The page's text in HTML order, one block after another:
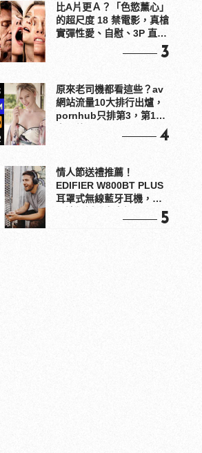
比A片更Ａ？「色慾薰心」
的超尺度 18 禁電影，真槍
實彈性愛、自慰、3P 直接
3
原來老司機都看這些？av
網站流量10大排行出爐，
pornhub只排第3，第1名
4
情人節送禮推薦！
EDIFIER W800BT PLUS
耳罩式無線藍牙耳機，在
5